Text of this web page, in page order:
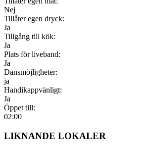
Nej
Tillåter egen dryck:
Ja
Tillgång till kök:
Ja
Plats för liveband:
Ja
Dansmöjligheter:
ja
Handikappvänligt:
Ja
Öppet till:
02:00
LIKNANDE LOKALER